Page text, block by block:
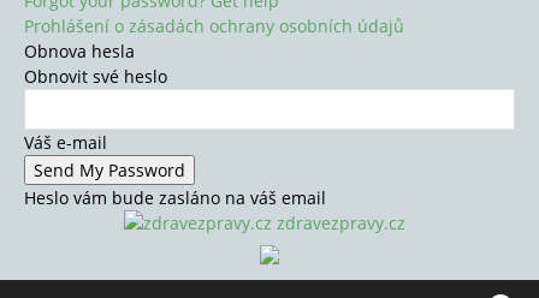
Prohlášení o zásadách ochrany osobních údajů
Obnova hesla
Obnovit své heslo
Váš e-mail
Heslo vám bude zasláno na váš email
zdravezpravy.cz